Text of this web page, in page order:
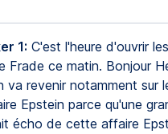
1: C'est l'heure d'ouvrir
Frade ce matin. Bonjour
va revenir notamment sur
Epstein parce qu'une
écho de cette affaire